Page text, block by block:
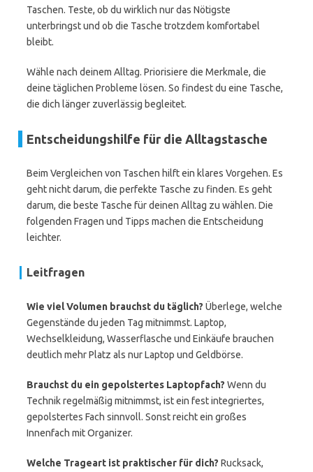
Taschen. Teste, ob du wirklich nur das Nötigste
unterbringst und ob die Tasche trotzdem komfortabel
bleibt.
Wähle nach deinem Alltag. Priorisiere die Merkmale, die
deine täglichen Probleme lösen. So findest du eine Tasche,
die dich länger zuverlässig begleitet.
Entscheidungshilfe für die Alltagstasche
Beim Vergleichen von Taschen hilft ein klares Vorgehen. Es
geht nicht darum, die perfekte Tasche zu finden. Es geht
darum, die beste Tasche für deinen Alltag zu wählen. Die
folgenden Fragen und Tipps machen die Entscheidung
leichter.
Leitfragen
Wie viel Volumen brauchst du täglich? Überlege, welche
Gegenstände du jeden Tag mitnimmst. Laptop,
Wechselkleidung, Wasserflasche und Einkäufe brauchen
deutlich mehr Platz als nur Laptop und Geldbörse.
Brauchst du ein gepolstertes Laptopfach? Wenn du
Technik regelmäßig mitnimmst, ist ein fest integriertes,
gepolstertes Fach sinnvoll. Sonst reicht ein großes
Innenfach mit Organizer.
Welche Trageart ist praktischer für dich? Rucksack,